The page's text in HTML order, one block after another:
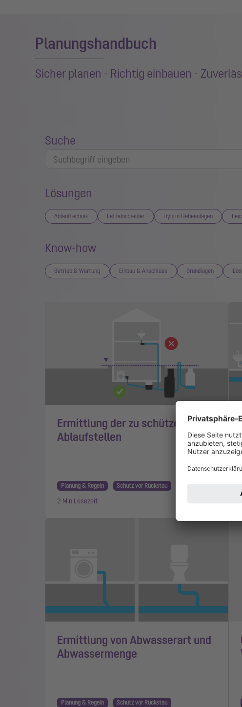
Planungshandbuch
Sicher planen - Richtig einbauen -
Suche
Lösungen
Ablauftechnik Fettabscheider Hybrid Hebeanlagen
Know-how
Betrieb & Wartung Einbau & Anschluss Grundlagen
Ermittlung der zu schützenden
Ablaufstellen
Planung & Regeln Schutz vor Rückstau
2 Min Lesezeit
Ermittlung von Abwasserart und
Abwassermenge
Planung & Regeln Schutz vor Rückstau